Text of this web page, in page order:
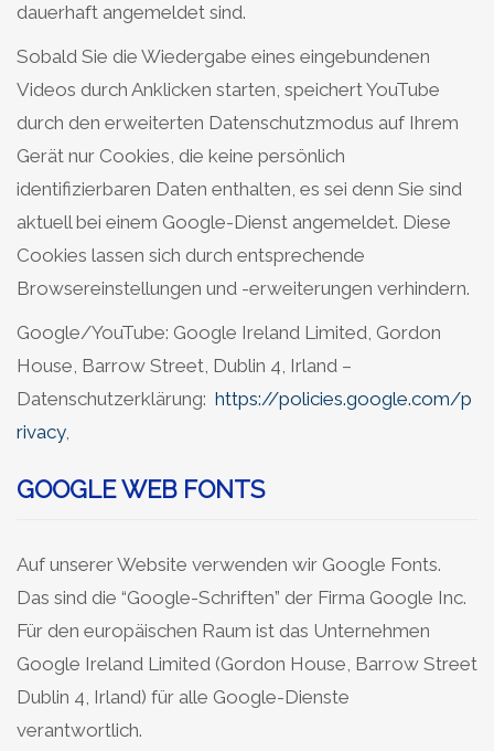
dauerhaft angemeldet sind.
Sobald Sie die Wiedergabe eines eingebundenen
Videos durch Anklicken starten, speichert YouTube
durch den erweiterten Datenschutzmodus auf Ihrem
Gerät nur Cookies, die keine persönlich
identifizierbaren Daten enthalten, es sei denn Sie sind
aktuell bei einem Google-Dienst angemeldet. Diese
Cookies lassen sich durch entsprechende
Browsereinstellungen und -erweiterungen verhindern.
Google/YouTube: Google Ireland Limited, Gordon
House, Barrow Street, Dublin 4, Irland –
Datenschutzerklärung: https://policies.google.com/p
rivacy,
GOOGLE WEB FONTS
Auf unserer Website verwenden wir Google Fonts.
Das sind die “Google-Schriften” der Firma Google Inc.
Für den europäischen Raum ist das Unternehmen
Google Ireland Limited (Gordon House, Barrow Street
Dublin 4, Irland) für alle Google-Dienste
verantwortlich.